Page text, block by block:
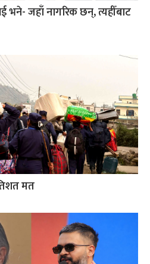
भने- जहाँ नागरिक छन्, त्यहीँबाट
मत